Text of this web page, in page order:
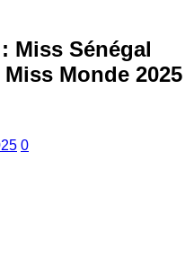
Miss Sénégal
Monde 2025
0